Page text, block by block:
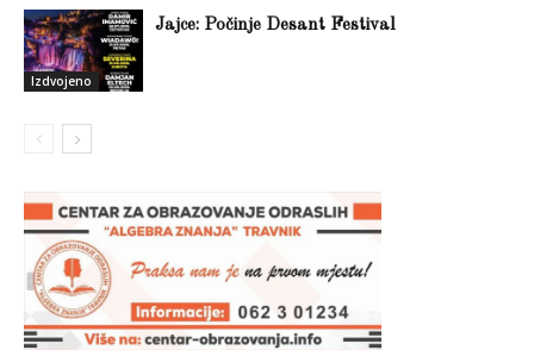
Izdvojeno
Jajce: Počinje Desant Festival